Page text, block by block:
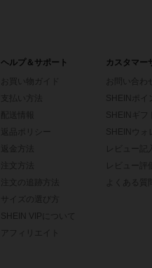
ヘルプ＆サポート
お買い物ガイド
支払い方法
返品ポリシー
サイズの選び方
SHEIN VIPについて
アフィリエイト
カスタマー
お問い合わせ
SHEINポイ
SHEINギフ
SHEINウォ
レビュー記
レビュー評
よくある質問